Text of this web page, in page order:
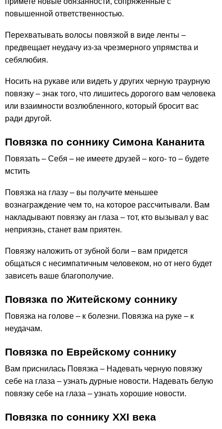
повышенной ответственностью.
Перехватывать волосы повязкой в виде ленты –
предвещает неудачу из-за чрезмерного упрямства и
себялюбия.
Носить на рукаве или видеть у других черную траурную
повязку – знак того, что лишитесь дорогого вам человека
или взаимности возлюбленного, который бросит вас
ради другой.
Повязка по соннику Симона Кананита
Повязать – Себя – не имеете друзей – кого- то – будете
мстить
Повязка на глазу – вы получите меньшее
вознаграждение чем то, на которое рассчитывали. Вам
накладывают повязку ан глаза – тот, кто вызывал у вас
неприязнь, станет вам приятен.
Повязку наложить от зубной боли – вам придется
общаться с несимпатичным человеком, но от него будет
зависеть ваше благополучие.
Повязка по Житейскому соннику
Повязка на голове – к болезни. Повязка на руке – к
неудачам.
Повязка по Еврейскому соннику
Вам приснилась Повязка – Надевать черную повязку
себе на глаза – узнать дурные новости. Надевать белую
повязку себе на глаза – узнать хорошие новости.
Повязка по соннику ХХІ века